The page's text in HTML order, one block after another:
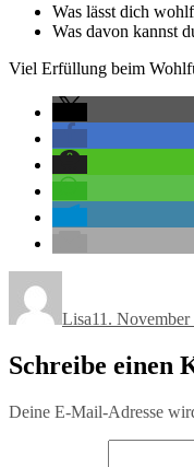
Was lässt dich
Was davon kannst
Viel Erfüllung beim
Lisa11. November
Schreibe einen
Deine E-Mail-Adresse